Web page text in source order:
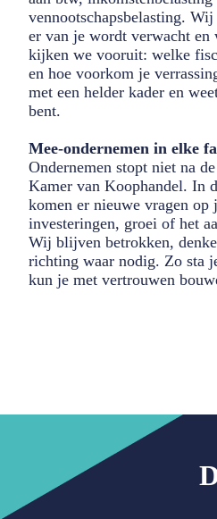
vennootschapsbelasting.
er van je wordt verwacht en
kijken we vooruit: welke
en hoe voorkom je
met een helder kader en
bent.
Mee-ondernemen in elke
Ondernemen stopt niet na
Kamer van Koophandel. In
komen er nieuwe vragen op
investeringen, groei of het
Wij blijven betrokken,
richting waar nodig. Zo sta
kun je met vertrouwen